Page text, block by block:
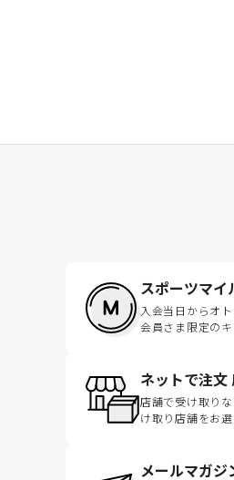
スポーツマイ
入会当日からオ
会員さま限定のキ
ネットで注文
店舗で受け取り
け取り店舗をお選
メールマガジ